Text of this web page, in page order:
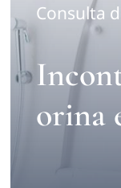
Tratamientos
Blog
Consulta
orina